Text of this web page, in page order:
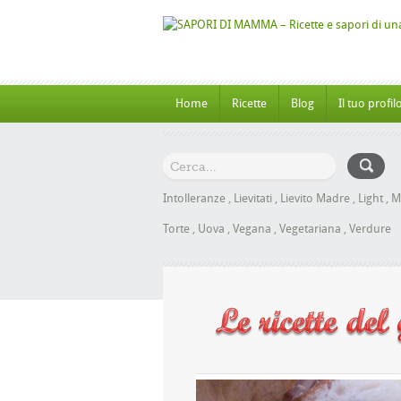
Home Ricette Blog Il tuo
Intolleranze , Lievitati , Lievito Madre , Light ,
Torte , Uova , Vegana , Vegetariana , Verdure